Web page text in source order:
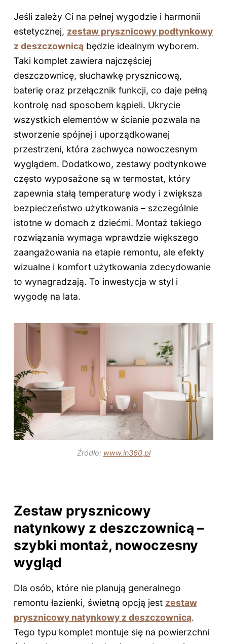
Jeśli zależy Ci na pełnej wygodzie i harmonii
estetycznej, zestaw prysznicowy podtynkowy
z deszczownicąbędzie idealnym wyborem.
Taki komplet zawiera najczęściej
deszczownicę, słuchawkę prysznicową,
baterię oraz przełącznik funkcji, co daje pełną
kontrolę nad sposobem kąpieli. Ukrycie
wszystkich elementów w ścianie pozwala na
stworzenie spójnej i uporządkowanej
przestrzeni, która zachwyca nowoczesnym
wyglądem. Dodatkowo, zestawy podtynkowe
często wyposażone są w termostat, który
zapewnia stałą temperaturę wody i zwiększa
bezpieczeństwo użytkowania – szczególnie
istotne w domach z dziećmi. Montaż takiego
rozwiązania wymaga wprawdzie większego
zaangażowania na etapie remontu, ale efekty
wizualne i komfort użytkowania zdecydowanie
to wynagradzają. To inwestycja w styl i
wygodę na lata.
Źródło: www.in360.pl
Zestaw prysznicowy
natynkowy z deszczownicą –
szybki montaż, nowoczesny
wygląd
Dla osób, które nie planują generalnego
remontu łazienki, świetną opcją jest zestaw
prysznicowy natynkowy z deszczownicą.
Tego typu komplet montuje się na powierzchni